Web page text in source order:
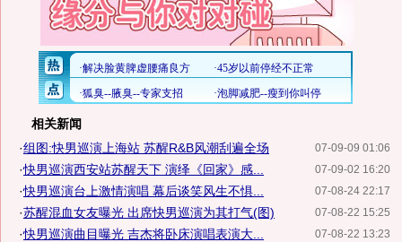
相关新闻
07-09-09 01:06
·组图:快男巡演上海站 苏醒R&B风潮刮遍全场
07-09-02 16:20
·快男巡演西安站苏醒天下 演绎《回家》感...
07-08-24 22:17
·快男巡演台上激情演唱 幕后谈笑风生不惧...
07-08-22 15:25
·苏醒混血女友曝光 出席快男巡演为其打气(图)
07-08-22 13:23
·快男巡演曲目曝光 吉杰将卧床演唱表演大...